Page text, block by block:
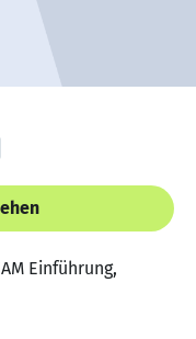
Einführung,